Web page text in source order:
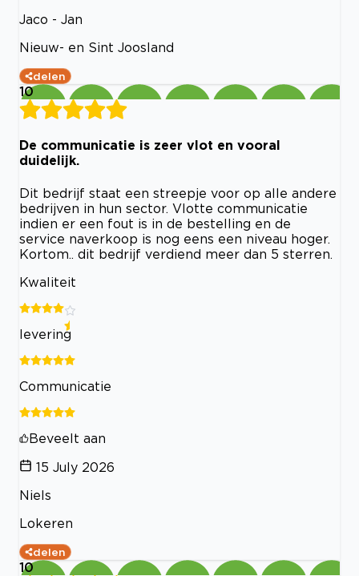
Jaco - Jan
Nieuw- en Sint Joosland
delen
10
De communicatie is zeer vlot en vooral
duidelijk.
Dit bedrijf staat een streepje voor op alle andere
bedrijven in hun sector. Vlotte communicatie
indien er een fout is in de bestelling en de
service naverkoop is nog eens een niveau hoger.
Kortom.. dit bedrijf verdiend meer dan 5 sterren.
Kwaliteit
levering
Communicatie
Beveelt aan
15 July 2026
Niels
Lokeren
delen
10